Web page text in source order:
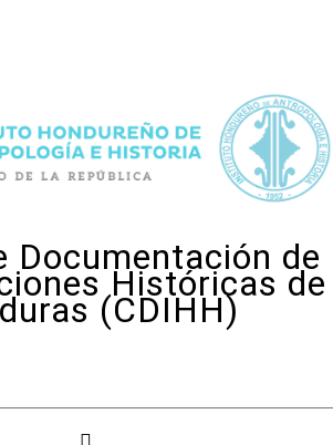
Documentación de
Históricas de
(CDIHH)